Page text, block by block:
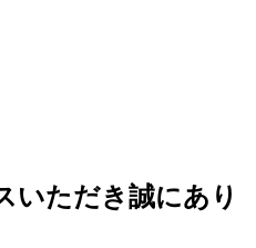
いただき誠にあり